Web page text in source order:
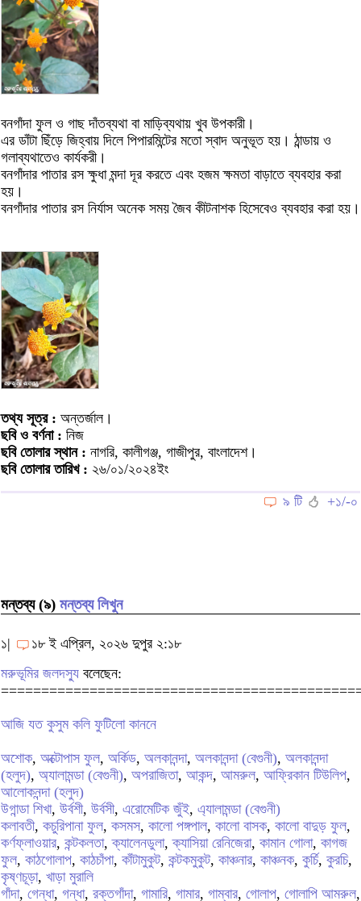
বনগাঁদা ফুল ও গাছ দাঁতব্যথা বা মাড়িব্যথায় খুব উপকারী।
এর ডাঁটা ছিঁড়ে জিহ্বায় দিলে পিপারমিন্টের মতো স্বাদ অনুভূত হয়। ঠান্ডায় ও
গলাব্যথাতেও কার্যকরী।
বনগাঁদার পাতার রস ক্ষুধা মন্দা দূর করতে এবং হজম ক্ষমতা বাড়াতে ব্যবহার করা
হয়।
বনগাঁদার পাতার রস নির্যাস অনেক সময় জৈব কীটনাশক হিসেবেও ব্যবহার করা হয়।
তথ্য সূত্র : অন্তর্জাল।
ছবি ও বর্ণনা : নিজ
ছবি তোলার স্থান : নাগরি, কালীগঞ্জ, গাজীপুর, বাংলাদেশ।
ছবি তোলার তারিখ : ২৬/০১/২০২৪ইং
৯ টি
+১/-০
মন্তব্য (৯) মন্তব্য লিখুন
১|
১৮ ই এপ্রিল, ২০২৬ দুপুর ২:১৮
মরুভূমির জলদস্যু বলেছেন:
আজি যত কুসুম কলি ফুটিলো কাননে
অশোক, অক্টোপাস ফুল, অর্কিড, অলকানন্দা, অলকানন্দা (বেগুনী), অলকানন্দা
(হলুদ), অ্যালামন্ডা (বেগুনী), অপরাজিতা, আকন্দ, আমরুল, আফ্রিকান টিউলিপ,
আলোকনন্দা (হলুদ)
উগান্ডা শিখা, উর্বশী, উর্বসী, এরোমেটিক জুঁই, এ্যালামন্ডা (বেগুনী)
কলাবতী, কচুরিপানা ফুল, কসমস, কালো পঙ্গপাল, কালো বাসক, কালো বাদুড় ফুল,
কর্ণফ্লাওয়ার, কন্টকলতা,ক্যালেনডুলা,ক্যাসিয়া রেনিজেরা, কামান গোলা, কাগজ
ফুল, কাঠগোলাপ, কাঠচাঁপা, কাঁটামুকুট, কন্টকমুকুট, কাঞ্চনার, কাঞ্চনক, কুর্চি, কুরচি,
কৃষ্ণচূড়া, খাড়া মুরালি
গাঁদা, গেন্ধা, গন্ধা, রক্তগাঁদা, গামারি, গামার, গাম্বার, গোলাপ, গোলাপি আমরুল,